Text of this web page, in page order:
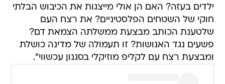
ילדים בעזה? האם הן אולי מייצגות את הכיבוש הבלתי
חוקי של השטחים הפלסטיניים? את רצח העם
שלטענת הכותב מבצעת ממשלתה הצמאת דם?
פשעים נגד האנושות? זו תעמולה של מדינה כושלת
ומבצעת רצח עם לקליפ מוזיקלי בסגנון עכשווי".